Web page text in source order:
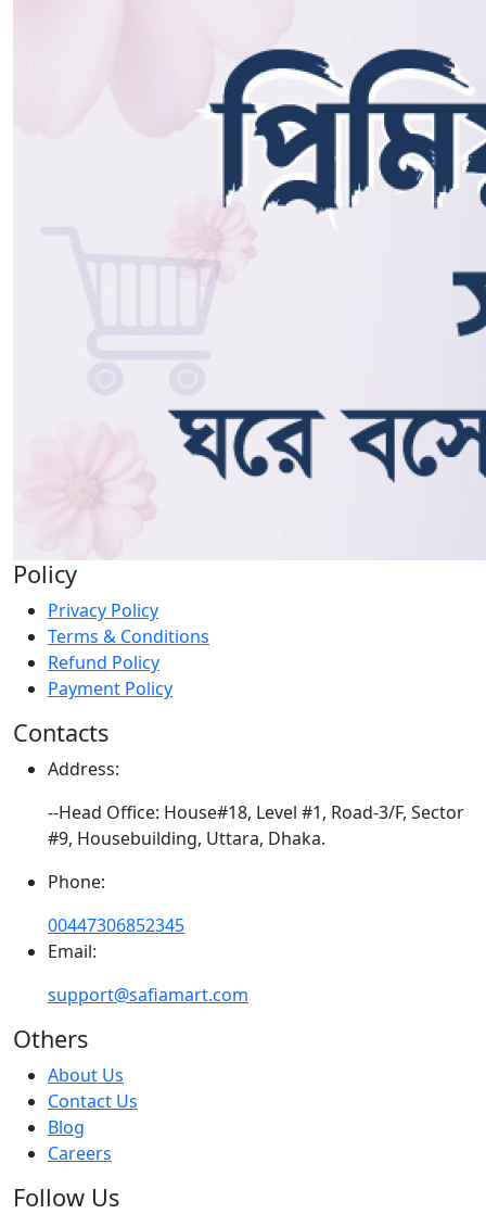
Policy
Privacy Policy
Terms & Conditions
Refund Policy
Payment Policy
Contacts
Address:
--Head Office: House#18, Level #1, Road-3/F, Sector
#9, Housebuilding, Uttara, Dhaka.
Phone:
00447306852345
Email:
support@safiamart.com
Others
About Us
Contact Us
Blog
Careers
Follow Us